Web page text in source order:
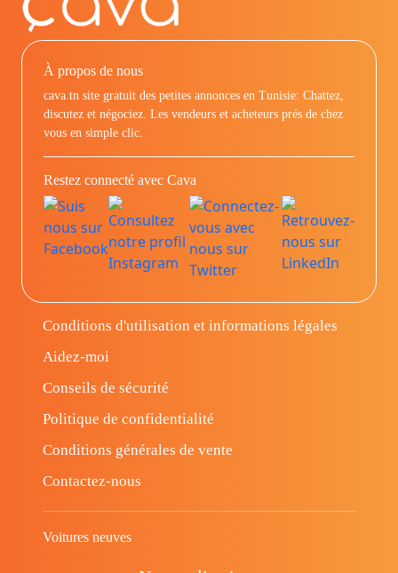
À propos de nous
cava.tn site gratuit des petites annonces en Tunisie: Chattez,
discutez et négociez. Les vendeurs et acheteurs prés de chez
vous en simple clic.
Restez connecté avec Cava
Conditions d'utilisation et informations légales
Aidez-moi
Conseils de sécurité
Politique de confidentialité
Conditions générales de vente
Contactez-nous
Voitures neuves